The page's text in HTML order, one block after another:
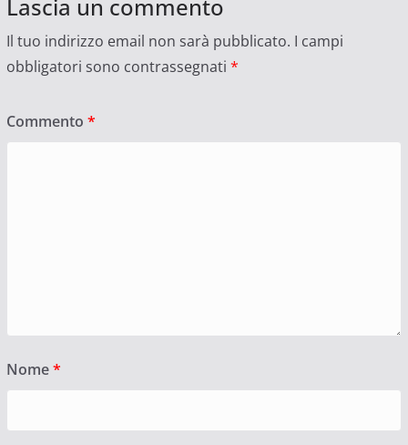
Lascia un commento
Il tuo indirizzo email non sarà pubblicato. I campi
obbligatori sono contrassegnati *
Commento *
Nome*